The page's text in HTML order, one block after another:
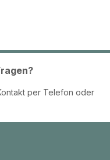
per Telefon oder